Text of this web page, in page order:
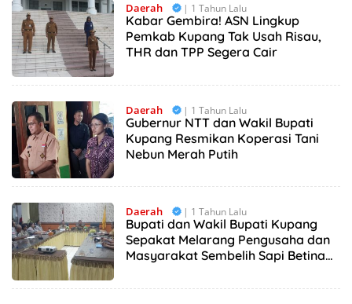
Daerah | 1 Tahun Lalu
Kabar Gembira! ASN Lingkup
Pemkab Kupang Tak Usah Risau,
THR dan TPP Segera Cair
Daerah | 1 Tahun Lalu
Gubernur NTT dan Wakil Bupati
Kupang Resmikan Koperasi Tani
Nebun Merah Putih
Daerah | 1 Tahun Lalu
Bupati dan Wakil Bupati Kupang
Sepakat Melarang Pengusaha dan
Masyarakat Sembelih Sapi Betina